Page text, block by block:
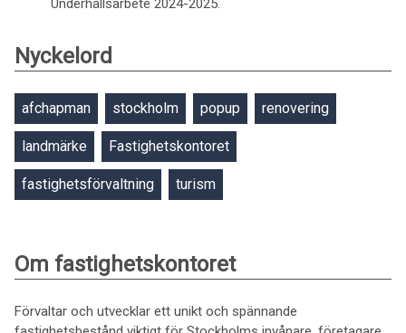
Underhållsarbete 2024-2025.
Nyckelord
afchapman stockholm popup renovering
landmärke Fastighetskontoret
fastighetsförvaltning turism
Om fastighetskontoret
Förvaltar och utvecklar ett unikt och spännande